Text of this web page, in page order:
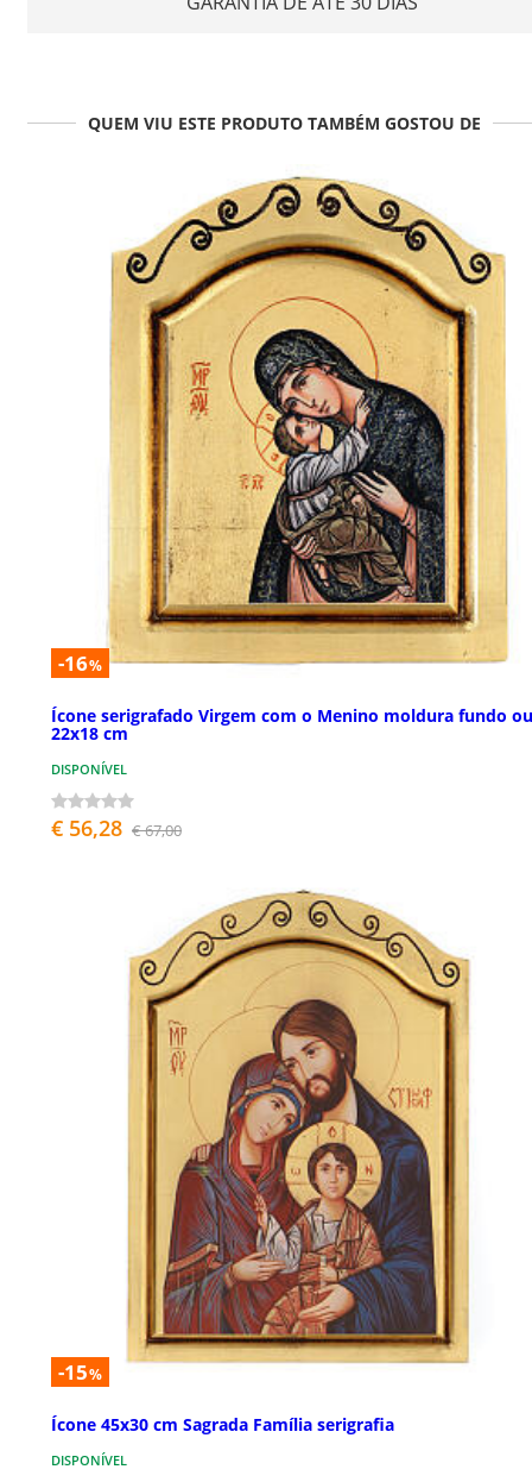
QUEM VIU ESTE PRODUTO TAMBÉM GOSTOU DE
-16%
Ícone serigrafado Virgem com o Menino moldura fundo
22x18 cm
DISPONÍVEL
€ 56,28 € 67,00
-15%
Ícone 45x30 cm Sagrada Família serigrafia
DISPONÍVEL